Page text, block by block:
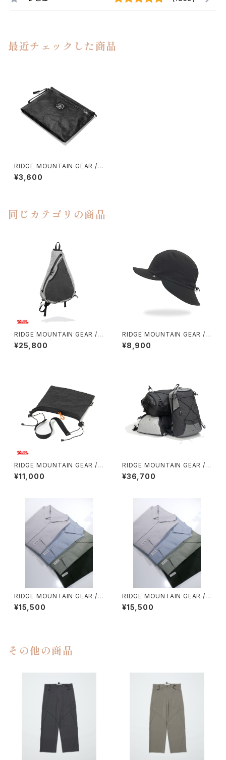
最近チェックした商品
RIDGE MOUNTAIN GEAR /
TRAVEL POUCH PLUS（DCF
HYBRID）
¥3,600
同じカテゴリの商品
RIDGE MOUNTAIN GEAR / S
ASH PACK
¥25,800
RIDGE MOUNTAIN GEAR / S
HADE CAP
¥8,900
RIDGE MOUNTAIN GEAR / S
ACOCHE
¥11,000
RIDGE MOUNTAIN GEAR /
ONE MILE TRIM
¥36,700
RIDGE MOUNTAIN GEAR / B
ASIC SHORT SLEEVE SHIR
T（WOMEN）
¥15,500
RIDGE MOUNTAIN GEAR / B
ASIC SHORT SLEEVE SHIR
T（MEN）
¥15,500
その他の商品